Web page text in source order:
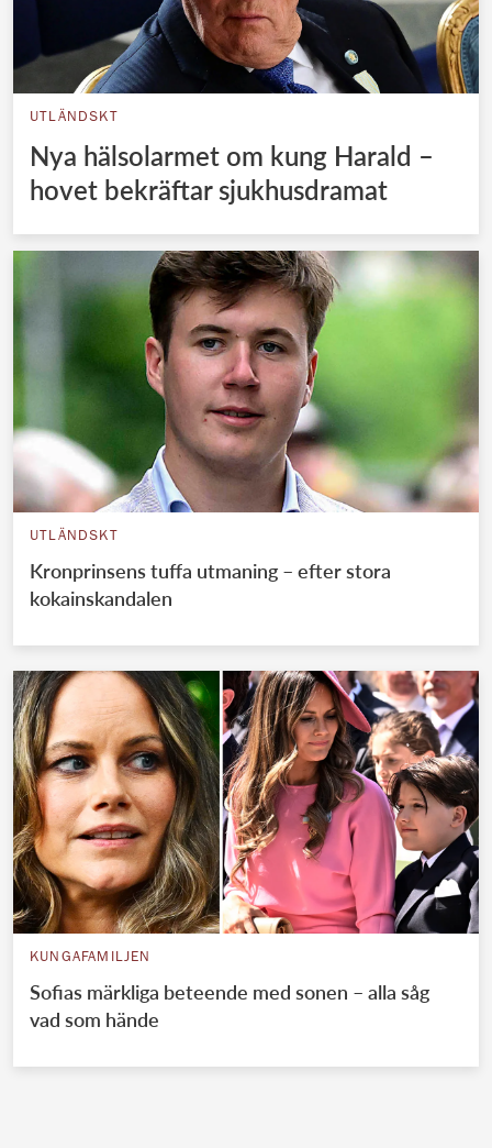
UTLÄNDSKT
Nya hälsolarmet om kung Harald –
hovet bekräftar sjukhusdramat
UTLÄNDSKT
Kronprinsens tuffa utmaning – efter stora
kokainskandalen
KUNGAFAMILJEN
Sofias märkliga beteende med sonen – alla såg
vad som hände